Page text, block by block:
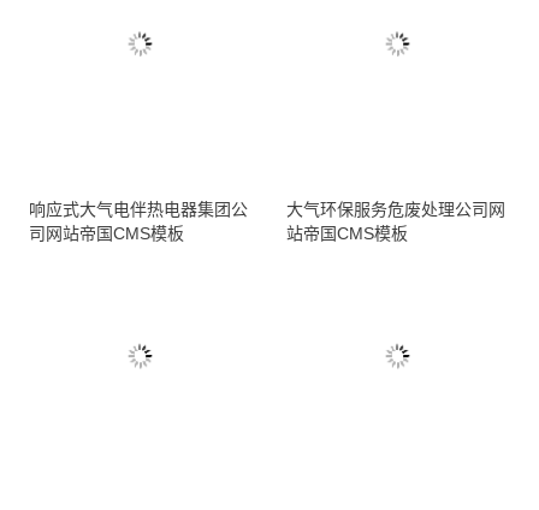
响应式大气电伴热电器集团公
司网站帝国CMS模板
大气环保服务危废处理公司网
站帝国CMS模板